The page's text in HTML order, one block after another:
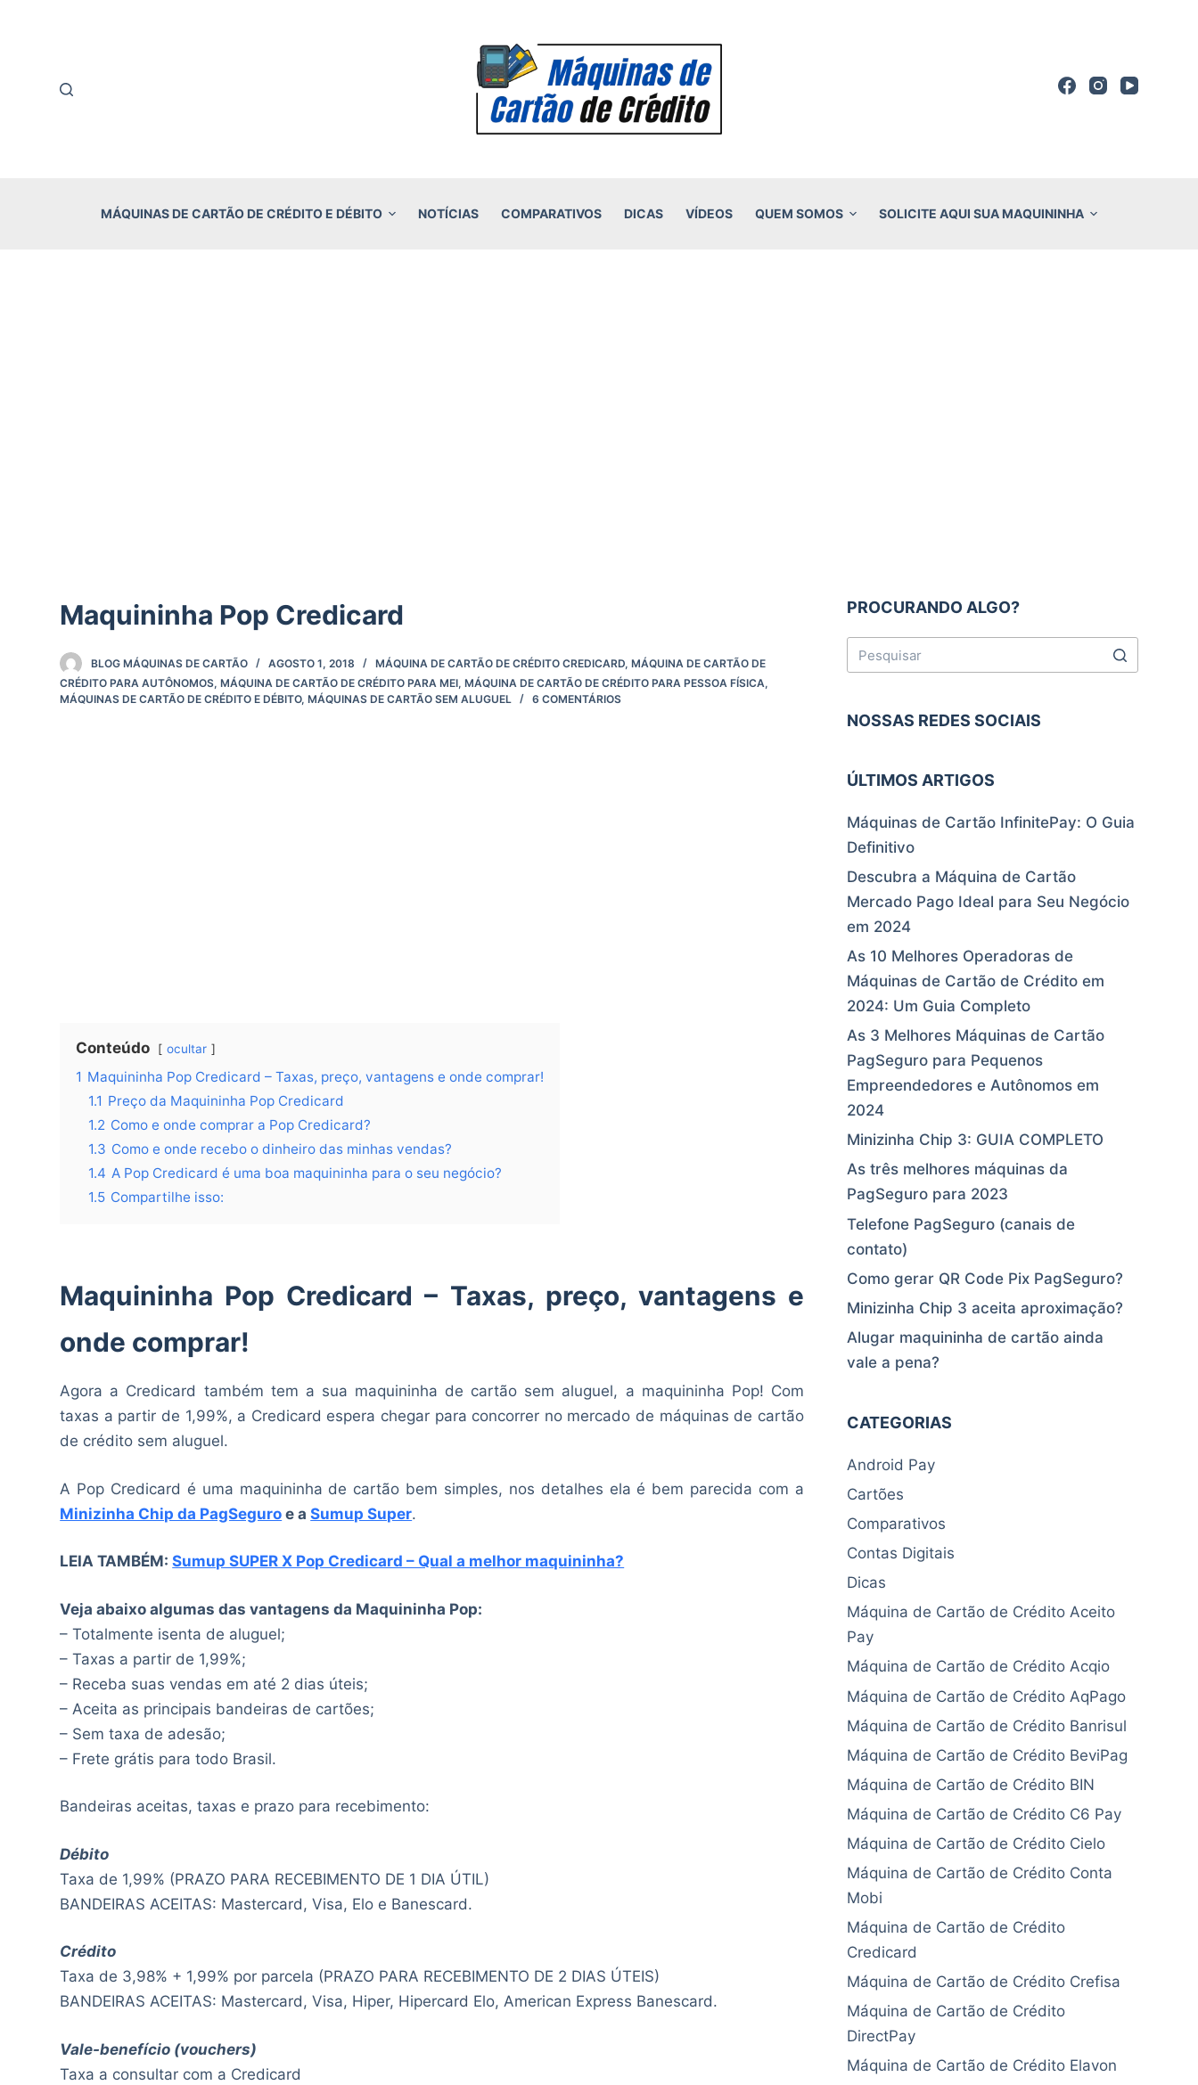
MÁQUINAS DE CARTÃO DE CRÉDITO E DÉBITO NOTÍCIAS COMPARATIVOS DICAS VÍDEOS QUEM SOMOS SOLICITE AQUI SUA MAQUININHA
Maquininha Pop Credicard
BLOG MÁQUINAS DE CARTÃO AGOSTO 1, 2018 MÁQUINA DE CARTÃO DE CRÉDITO CREDICARD,MÁQUINA DE CARTÃO DE
CRÉDITO PARA AUTÔNOMOS,MÁQUINA DE CARTÃO DE CRÉDITO PARA MEI,MÁQUINA DE CARTÃO DE CRÉDITO PARA PESSOA FÍSICA,
MÁQUINAS DE CARTÃO DE CRÉDITO E DÉBITO,MÁQUINAS DE CARTÃO SEM ALUGUEL 6 COMENTÁRIOS
Conteúdo ocultar
1 Maquininha Pop Credicard – Taxas, preço, vantagens e onde comprar!
1.1 Preço da Maquininha Pop Credicard
1.2 Como e onde comprar a Pop Credicard?
1.3 Como e onde recebo o dinheiro das minhas vendas?
1.4 A Pop Credicard é uma boa maquininha para o seu negócio?
1.5 Compartilhe isso:
Maquininha Pop Credicard – Taxas, preço, vantagens e
onde comprar!
Agora a Credicard também tem a sua maquininha de cartão sem aluguel, a maquininha Pop! Com
taxas a partir de 1,99%, a Credicard espera chegar para concorrer no mercado de máquinas de cartão
de crédito sem aluguel.
A Pop Credicard é uma maquininha de cartão bem simples, nos detalhes ela é bem parecida com a
Minizinha Chip da PagSeguro e aSumup Super.
LEIA TAMBÉM:Sumup SUPER X Pop Credicard – Qual a melhor maquininha?
Veja abaixo algumas das vantagens da Maquininha Pop:
– Totalmente isenta de aluguel;
– Taxas a partir de 1,99%;
– Receba suas vendas em até 2 dias úteis;
– Aceita as principais bandeiras de cartões;
– Sem taxa de adesão;
– Frete grátis para todo Brasil.
Bandeiras aceitas, taxas e prazo para recebimento:
Débito
Taxa de 1,99% (PRAZO PARA RECEBIMENTO DE 1 DIA ÚTIL)
BANDEIRAS ACEITAS: Mastercard, Visa, Elo e Banescard.
Crédito
Taxa de 3,98% + 1,99% por parcela (PRAZO PARA RECEBIMENTO DE 2 DIAS ÚTEIS)
BANDEIRAS ACEITAS: Mastercard, Visa, Hiper, Hipercard Elo, American Express Banescard.
Vale-benefício (vouchers)
Taxa a consultar com a Credicard
PROCURANDO ALGO?
NOSSAS REDES SOCIAIS
ÚLTIMOS ARTIGOS
Máquinas de Cartão InfinitePay: O Guia
Definitivo
Descubra a Máquina de Cartão
Mercado Pago Ideal para Seu Negócio
em 2024
As 10 Melhores Operadoras de
Máquinas de Cartão de Crédito em
2024: Um Guia Completo
As 3 Melhores Máquinas de Cartão
PagSeguro para Pequenos
Empreendedores e Autônomos em
2024
Minizinha Chip 3: GUIA COMPLETO
As três melhores máquinas da
PagSeguro para 2023
Telefone PagSeguro (canais de
contato)
Como gerar QR Code Pix PagSeguro?
Minizinha Chip 3 aceita aproximação?
Alugar maquininha de cartão ainda
vale a pena?
CATEGORIAS
Android Pay
Cartões
Comparativos
Contas Digitais
Dicas
Máquina de Cartão de Crédito Aceito
Pay
Máquina de Cartão de Crédito Acqio
Máquina de Cartão de Crédito AqPago
Máquina de Cartão de Crédito Banrisul
Máquina de Cartão de Crédito BeviPag
Máquina de Cartão de Crédito BIN
Máquina de Cartão de Crédito C6 Pay
Máquina de Cartão de Crédito Cielo
Máquina de Cartão de Crédito Conta
Mobi
Máquina de Cartão de Crédito
Credicard
Máquina de Cartão de Crédito Crefisa
Máquina de Cartão de Crédito
DirectPay
Máquina de Cartão de Crédito Elavon